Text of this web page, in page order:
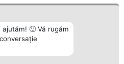
🙂 Vă rugăm